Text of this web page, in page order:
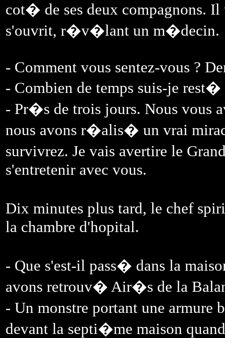
cot� de ses deux compagnons.
s'ouvrit, r�v�lant un m�decin.
- Comment vous sentez-vous ?
- Combien de temps suis-je
- Pr�s de trois jours. Nous vous
nous avons r�alis� un vrai
survivrez. Je vais avertire le
s'entretenir avec vous.
Dix minutes plus tard, le chef
la chambre d'hopital.
- Que s'est-il pass� dans la
avons retrouv� Air�s de la
- Un monstre portant une
devant la septi�me maison